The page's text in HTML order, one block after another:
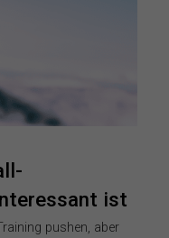
ist
pushen, aber